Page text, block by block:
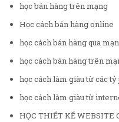
học bán hàng trên mạng
Học cách bán hàng online
học cách bán hàng qua
học cách bán hàng trên
học cách làm giàu từ các tỷ
học cách làm giàu từ
HỌC THIẾT KẾ WEBSITE